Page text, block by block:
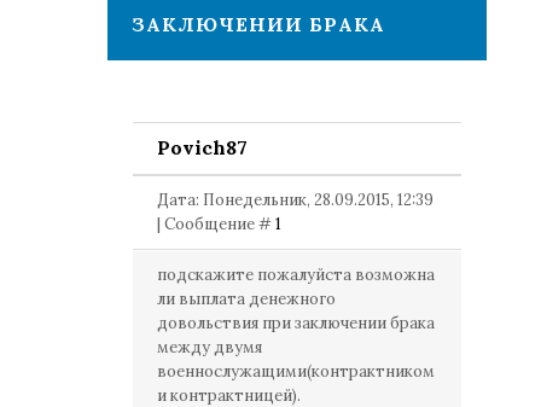
ЗАКЛЮЧЕНИИ БРАКА
Povich87
Дата: Понедельник, 28.09.2015, 12:39
| Сообщение #1
подскажите пожалуйста возможна
ли выплата денежного
довольствия при заключении брака
между двумя
военнослужащими(контрактником
и контрактницей).